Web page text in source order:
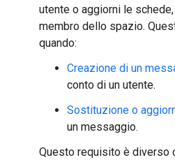
utente o aggiorni le
membro dello spazio.
quando:
Creazione di un
conto di un utente.
Sostituzione o
un messaggio.
Questo requisito è diverso